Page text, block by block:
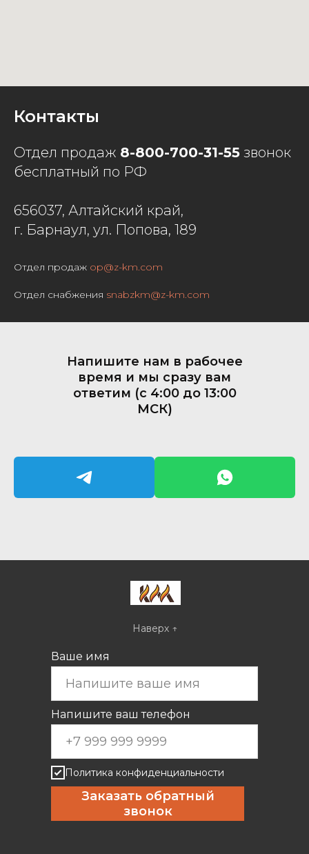
Контакты
Отдел продаж 8-800-700-31-55 звонок
бесплатный по РФ
656037, Алтайский край,
г. Барнаул, ул. Попова, 189
Отдел продаж op@z-km.com
Отдел снабжения snabzkm@z-km.com
Напишите нам в рабочее
время и мы сразу вам
ответим (с 4:00 до 13:00
МСК)
Наверх ↑
Ваше имя
Напишите ваш телефон
Политика конфиденциальности
Заказать обратный
звонок